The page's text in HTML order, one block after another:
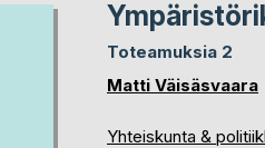
Toteamuksia 2
Matti Väisäsvaara
Yhteiskunta &